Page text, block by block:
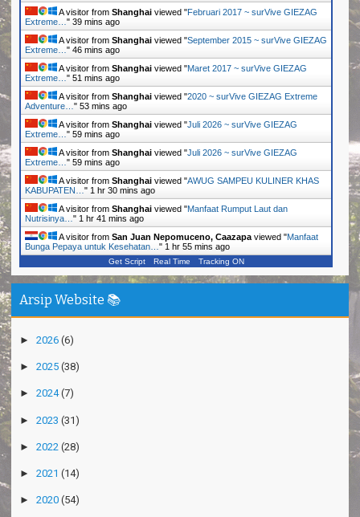
A visitor from Shanghai viewed "Februari 2017 ~ surVive GIEZAG
Extreme… " 39 mins ago
A visitor from Shanghai viewed "September 2015 ~ surVive GIEZAG
Extreme… " 46 mins ago
A visitor from Shanghai viewed "Maret 2017 ~ surVive GIEZAG
Extreme… " 51 mins ago
A visitor from Shanghai viewed "2020 ~ surVive GIEZAG Extreme
Adventure… " 53 mins ago
A visitor from Shanghai viewed "Juli 2026 ~ surVive GIEZAG
Extreme… " 59 mins ago
A visitor from Shanghai viewed "Juli 2026 ~ surVive GIEZAG
Extreme… " 59 mins ago
A visitor from Shanghai viewed "AWUG SAMPEU KULINER KHAS
KABUPATEN… " 1 hr 30 mins ago
A visitor from Shanghai viewed "Manfaat Rumput Laut dan
Nutrisinya… " 1 hr 41 mins ago
A visitor from San Juan Nepomuceno, Caazapa viewed "Manfaat
Bunga Pepaya untuk Kesehatan… " 1 hr 55 mins ago
Get Script Real Time Tracking ON
Arsip Website 📚
► 2026 (6)
► 2025 (38)
► 2024(7)
► 2023 (31)
► 2022 (28)
► 2021 (14)
► 2020 (54)